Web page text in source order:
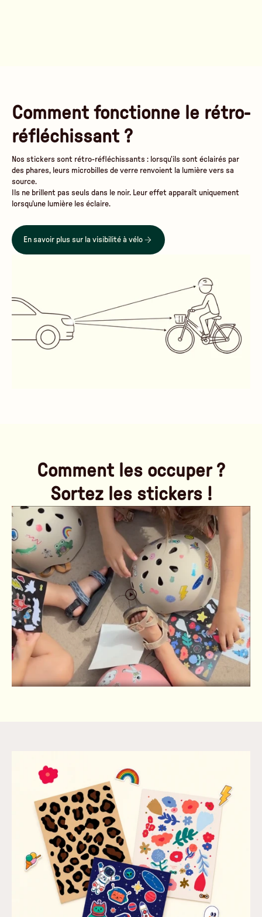
Comment fonctionne le rétro-
réfléchissant ?
Nos stickers sont rétro-réfléchissants : lorsqu’ils sont éclairés par
des phares, leurs microbilles de verre renvoient la lumière vers sa
source.
Ils ne brillent pas seuls dans le noir. Leur effet apparaît uniquement
lorsqu’une lumière les éclaire.
En savoir plus sur la visibilité à vélo
Comment les occuper ?
Sortez les stickers !